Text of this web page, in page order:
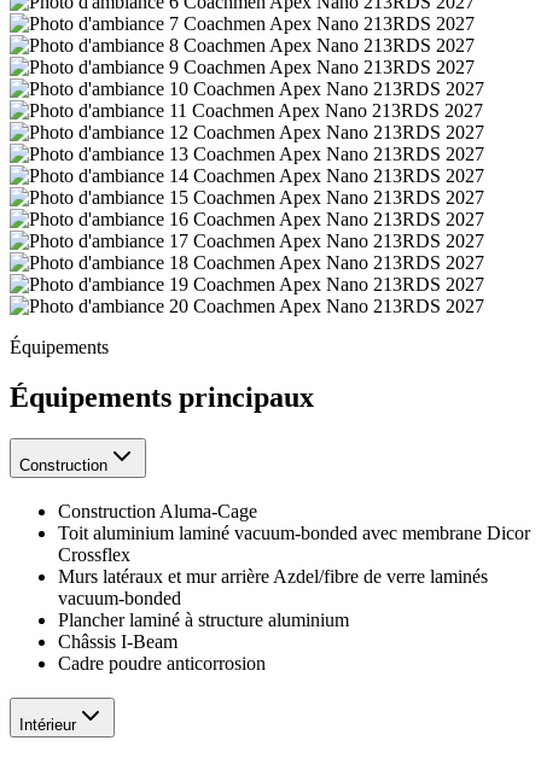
Équipements
Équipements principaux
Construction
Construction Aluma-Cage
Toit aluminium laminé vacuum-bonded avec membrane Dicor
Crossflex
Murs latéraux et mur arrière Azdel/fibre de verre laminés
vacuum-bonded
Plancher laminé à structure aluminium
Châssis I-Beam
Cadre poudre anticorrosion
Intérieur